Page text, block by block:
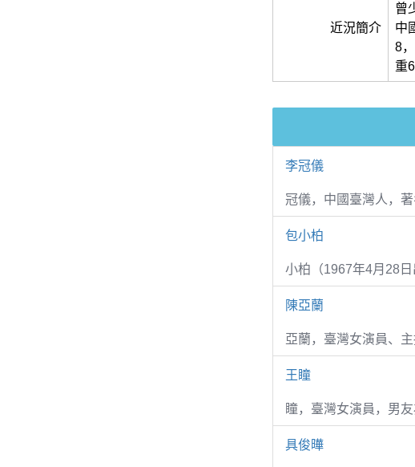
近況簡介
曾
中
8
重
李冠儀
冠儀，中國臺灣人，
包小柏
小柏（1967年4月28日
陳亞蘭
亞蘭，臺灣女演員、
王瞳
瞳，臺灣女演員，男
具俊曄